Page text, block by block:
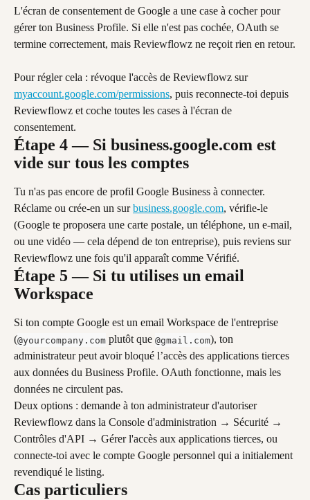
L'écran de consentement de Google a une case à cocher pour
gérer ton Business Profile. Si elle n'est pas cochée, OAuth se
termine correctement, mais Reviewflowz ne reçoit rien en retour.
Pour régler cela : révoque l'accès de Reviewflowz sur
myaccount.google.com/permissions, puis reconnecte-toi depuis
Reviewflowz et coche toutes les cases à l'écran de
consentement.
Étape 4 — Si business.google.com est
vide sur tous les comptes
Tu n'as pas encore de profil Google Business à connecter.
Réclame ou crée-en un sur business.google.com, vérifie-le
(Google te proposera une carte postale, un téléphone, un e-mail,
ou une vidéo — cela dépend de ton entreprise), puis reviens sur
Reviewflowz une fois qu'il apparaît comme Vérifié.
Étape 5 — Si tu utilises un email
Workspace
Si ton compte Google est un email Workspace de l'entreprise
(@yourcompany.com plutôt que @gmail.com), ton
administrateur peut avoir bloqué l’accès des applications tierces
aux données du Business Profile. OAuth fonctionne, mais les
données ne circulent pas.
Deux options : demande à ton administrateur d'autoriser
Reviewflowz dans la Console d'administration → Sécurité →
Contrôles d'API → Gérer l'accès aux applications tierces, ou
connecte-toi avec le compte Google personnel qui a initialement
revendiqué le listing.
Cas particuliers